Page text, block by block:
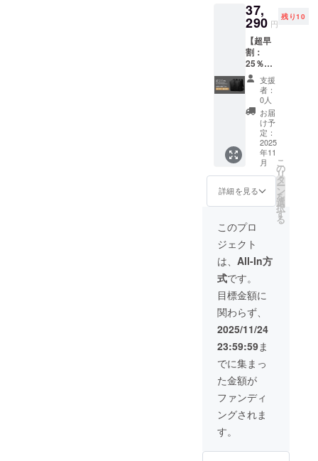
付)×1個
※先着
200名 ※
出荷時
期：
2025年
11月末
頃 ※消
費税、
送料込
37,
290 円
残り10
【超早
割：
25％OF
F！】
リュッ
ク(ポー
チ5点
セット
24,860
円×2か
25%OF
F
リュッ
ク(ポー
チ5点
セット
付)×2個
※先着10
名 ※出
荷時
期：
2025年
11月末
頃 ※消
費税、
送料込
み
支援
者：
0人
お届
け予
定：
2025
年11
月
詳細を見る
こ
の
リ
タ
ー
ン
を
選
択
す
る
このプロ
ジェクト
は、 All-In方
式です。
目標金額に
関わらず、
2025/11/24
23:59:59ま
でに集まっ
た金額が
ファンディ
ングされま
す。